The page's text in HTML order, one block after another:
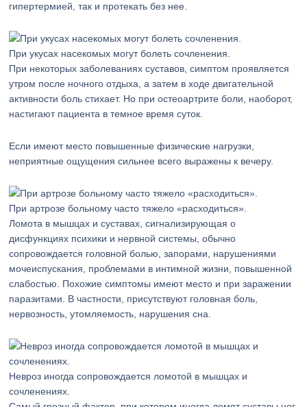
гипертермией, так и протекать без нее.
При укусах насекомых могут болеть сочленения.
При некоторых заболеваниях суставов, симптом проявляется
утром после ночного отдыха, а затем в ходе двигательной
активности боль стихает. Но при остеоартрите боли, наоборот,
настигают пациента в темное время суток.
Если имеют место повышенные физические нагрузки,
неприятные ощущения сильнее всего выражены к вечеру.
При артрозе больному часто тяжело «расходиться».
Ломота в мышцах и суставах, сигнализирующая о
дисфункциях психики и нервной системы, обычно
сопровождается головной болью, запорами, нарушениями
мочеиспускания, проблемами в интимной жизни, повышенной
слабостью. Похожие симптомы имеют место и при заражении
паразитами. В частности, присутствуют головная боль,
нервозность, утомляемость, нарушения сна.
Невроз иногда сопровождается ломотой в мышцах и
сочленениях.